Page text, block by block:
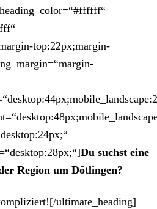
top:22px;margin-
Du suchst eine
Region um Dötlingen?
ultimate_heading]